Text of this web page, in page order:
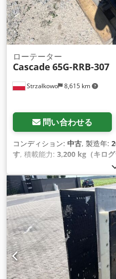
Strzałkowo 8,615 km
ローテーター
Cascade 65G-RRB-307
問い合わせる
コンディション: 中古, 製造年:
す, 積載能力: 3,200 kg（キログ